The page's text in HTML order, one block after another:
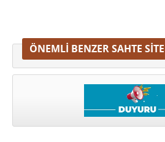
ÖNEMLI BENZER SAHTE